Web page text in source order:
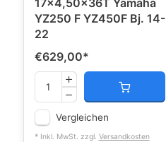
17x4,50x36T Yamaha
YZ250 F YZ450F Bj. 14-
22
€629,00*
Vergleichen
* Inkl. MwSt. zzgl. Versandkosten